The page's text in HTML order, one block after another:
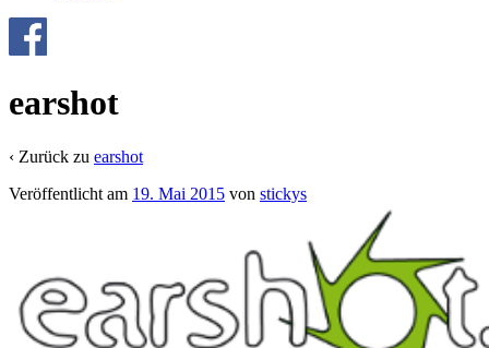
earshot
‹ Zurück zu earshot
Veröffentlicht am 19. Mai 2015 von stickys